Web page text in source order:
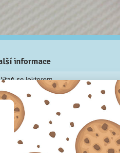
informace
Staň se lektorem
Video: Jak připravit kurz na Naučmese
Často kladené dotazy
Dárkové poukazy
Podmínky užívání